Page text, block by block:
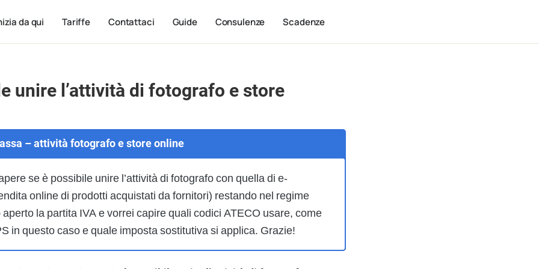
da qui Tariffe Contattaci Guide Consulenze Scadenze
unire l’attività di fotografo e store
– attività fotografo e store online
se è possibile unire l’attività di fotografo con quella di e-
online di prodotti acquistati da fornitori) restando nel regime
la partita IVA e vorrei capire quali codici ATECO usare, come
in questo caso e quale imposta sostitutiva si applica. Grazie!